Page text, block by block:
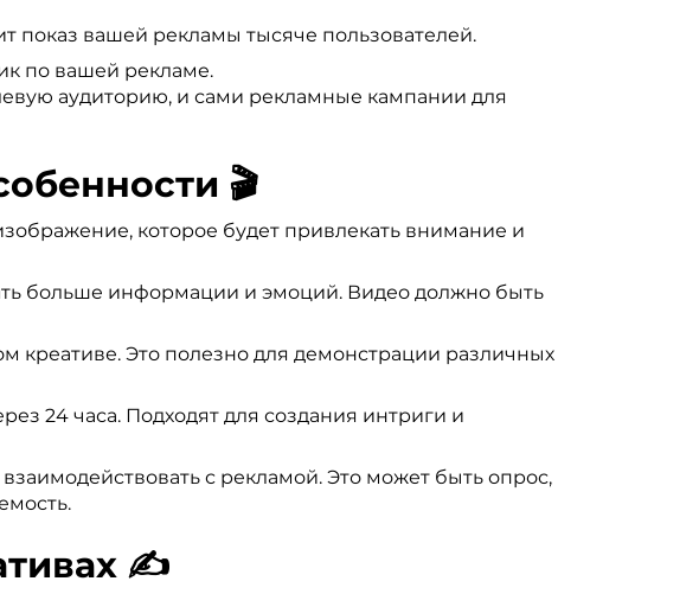
показ вашей рекламы тысяче пользователей.
по вашей рекламе.
аудиторию, и сами рекламные кампании для
🎬
которое будет привлекать внимание и
больше информации и эмоций. Видео должно быть
креативе. Это полезно для демонстрации различных
24 часа. Подходят для создания интриги и
с рекламой. Это может быть опрос,
✍️